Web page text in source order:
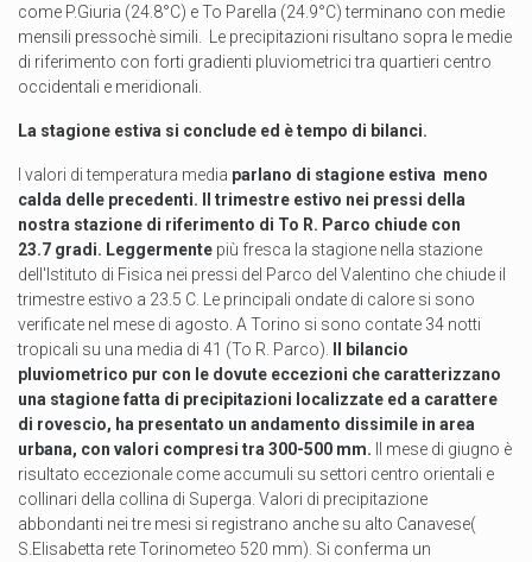
come P.Giuria (24.8°C) e To Parella (24.9°C) terminano con medie
mensili pressochè simili. Le precipitazioni risultano sopra le medie
di riferimento con forti gradienti pluviometrici tra quartieri centro
occidentali e meridionali.
La stagione estiva si conclude ed è tempo di bilanci.
I valori di temperatura media parlano di stagione estiva meno
calda delle precedenti. Il trimestre estivo nei pressi della
nostra stazione di riferimento di To R. Parco chiude con
23.7 gradi. Leggermente più fresca la stagione nella stazione
dell'Istituto di Fisica nei pressi del Parco del Valentino che chiude il
trimestre estivo a 23.5 C. Le principali ondate di calore si sono
verificate nel mese di agosto. A Torino si sono contate 34 notti
tropicali su una media di 41 (To R. Parco).
Il bilancio
pluviometrico pur con le dovute eccezioni che caratterizzano
una stagione fatta di precipitazioni localizzate ed a carattere
di rovescio, ha presentato un andamento dissimile in area
urbana, con valori compresi tra 300-500 mm. Il mese di giugno è
risultato eccezionale come accumuli su settori centro orientali e
collinari della collina di Superga. Valori di precipitazione
abbondanti nei tre mesi si registrano anche su alto Canavese(
S.Elisabetta rete Torinometeo 520 mm). Si conferma un